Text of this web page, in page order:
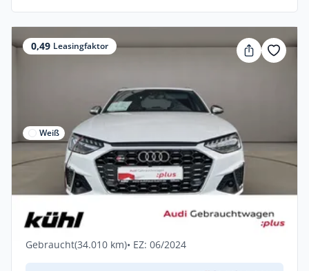
0,49 Leasingfaktor
Weiß
Gewerbe & Privat
Audi S4 Avant 3.0 TDI Q Tip.
LED/Kamera/Navi/AHK
Diesel •Automatik •
Gebraucht(34.010 km)• EZ: 06/2024